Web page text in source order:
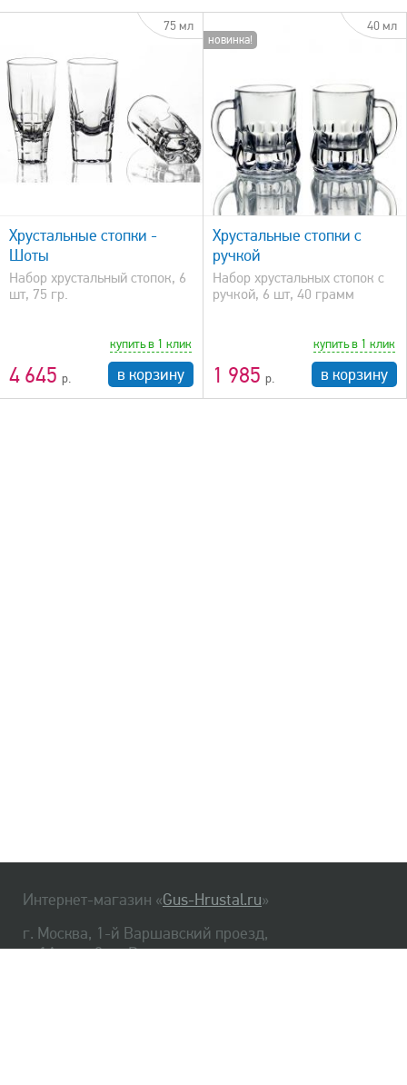
75 мл
Хрустальные стопки -
Шоты
Набор хрустальный стопок, 6
шт, 75 гр.
4 645
купить в 1 клик
в корзину
новинка!
40 мл
Хрустальные стопки с
ручкой
Набор хрустальных стопок с
ручкой, 6 шт, 40 грамм
1 985
купить в 1 клик
в корзину
Интернет-магазин «Gus-Hrustal.ru»
г. Москва, 1-й Варшавский проезд,
д. 1А, стр. 3, м. Варшавская